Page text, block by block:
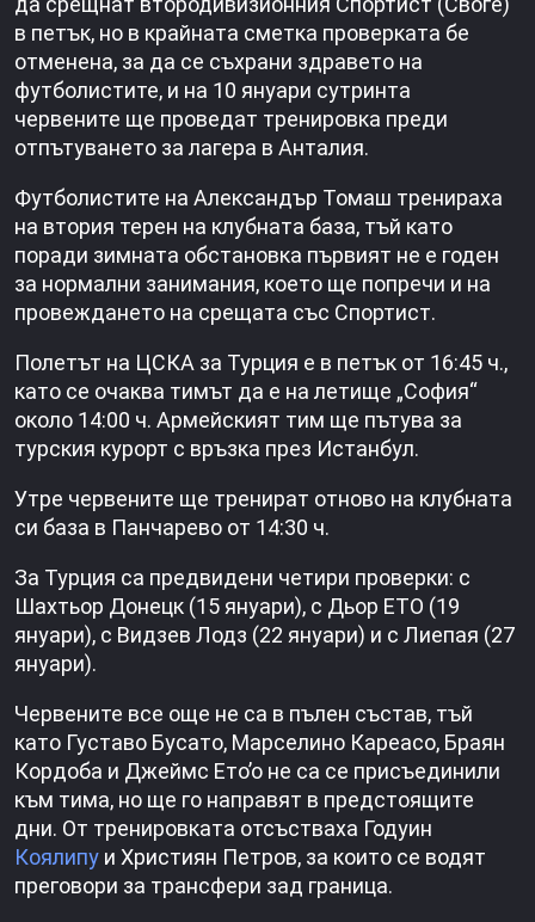
в петък, но в крайната сметка проверката бе
отменена, за да се съхрани здравето на
футболистите, и на 10 януари сутринта
червените ще проведат тренировка преди
отпътуването за лагера в Анталия.
Футболистите на Александър Томаш тренираха
на втория терен на клубната база, тъй като
поради зимната обстановка първият не е годен
за нормални занимания, което ще попречи и на
провеждането на срещата със Спортист.
Полетът на ЦСКА за Турция е в петък от 16:45 ч.,
като се очаква тимът да е на летище „София“
около 14:00 ч. Армейският тим ще пътува за
турския курорт с връзка през Истанбул.
Утре червените ще тренират отново на клубната
си база в Панчарево от 14:30 ч.
За Турция са предвидени четири проверки: с
Шахтьор Донецк (15 януари), с Дьор ЕТО (19
януари), с Видзев Лодз (22 януари) и с Лиепая (27
януари).
Червените все още не са в пълен състав, тъй
като Густаво Бусато, Марселино Кареасо, Браян
Кордоба и Джеймс Ето’о не са се присъединили
към тима, но ще го направят в предстоящите
дни. От тренировката отсъстваха Годуин
Коялипу и Християн Петров, за които се водят
преговори за трансфери зад граница.